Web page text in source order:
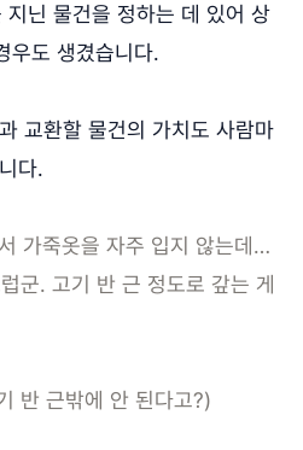
닌 물건을 정하는 데 있어 상
우도 생겼습니다.
교환할 물건의 가치도 사람마
다.
가죽옷을 자주 입지 않는데…
군. 고기 반 근 정도로 갚는 게
반 근밖에 안 된다고?)